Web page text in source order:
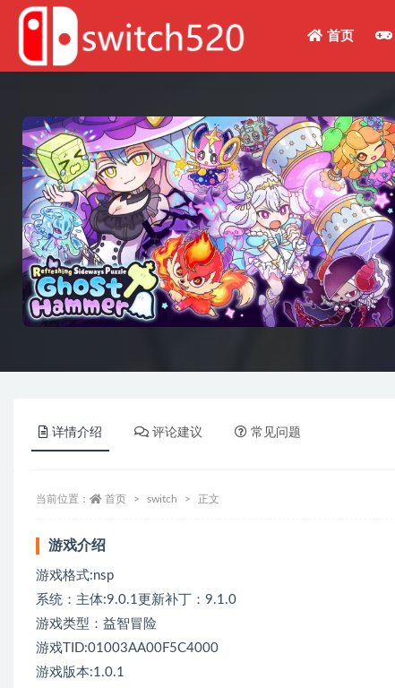
首页
详情介绍 评论建议 常见问题
当前位置： 首页 switch 正文
游戏介绍
游戏格式:nsp
系统：主体:9.0.1更新补丁：9.1.0
游戏类型：益智冒险
游戏TID:01003AA00F5C4000
游戏版本:1.0.1